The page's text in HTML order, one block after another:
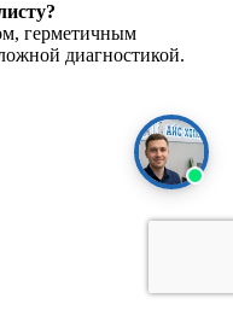
герметичным
диагностикой.